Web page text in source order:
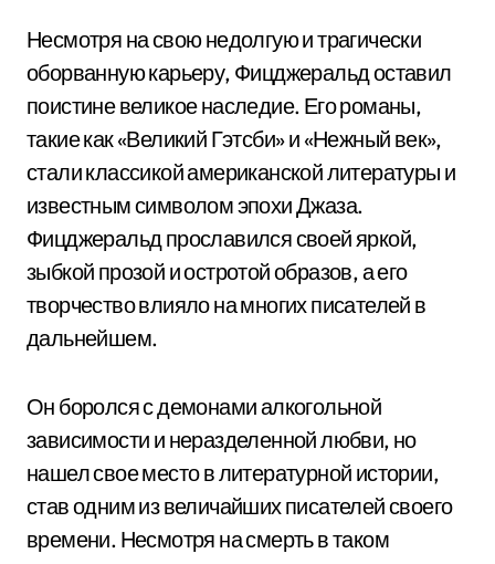
Несмотря на свою недолгую и трагически
оборванную карьеру, Фицджеральд оставил
поистине великое наследие. Его романы,
такие как «Великий Гэтсби» и «Нежный век»,
стали классикой американской литературы и
известным символом эпохи Джаза.
Фицджеральд прославился своей яркой,
зыбкой прозой и остротой образов, а его
творчество влияло на многих писателей в
дальнейшем.
Он боролся с демонами алкогольной
зависимости и неразделенной любви, но
нашел свое место в литературной истории,
став одним из величайших писателей своего
времени. Несмотря на смерть в таком